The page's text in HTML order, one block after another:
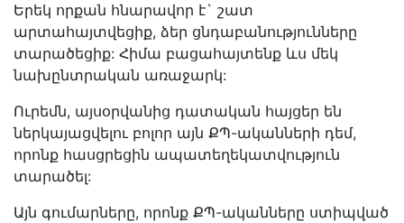
Երեկ որքան հնարավոր է` շատ
արտահայտվեցիք, ձեր ցնդաբանությունները
տարածեցիք: Հիմա բացահայտենք ևս մեկ
նախընտրական առաջարկ:
Ուրեմն, այսօրվանից դատական հայցեր են
ներկայացվելու բոլոր այն ՔՊ-ականների դեմ,
որոնք հասցրեցին ապատեղեկատվություն
տարածել:
Այն գումարները, որոնք ՔՊ-ականները ստիպված